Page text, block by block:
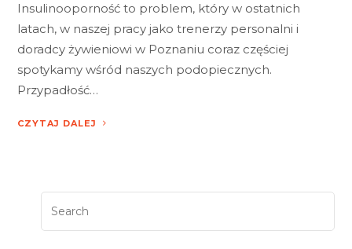
Insulinooporność to problem, który w ostatnich
latach, w naszej pracy jako trenerzy personalni i
doradcy żywieniowi w Poznaniu coraz częściej
spotykamy wśród naszych podopiecznych.
Przypadłość…
CZYTAJ DALEJ